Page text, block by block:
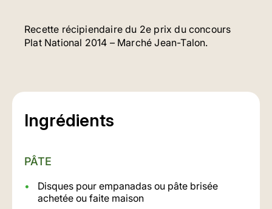
Recette récipiendaire du 2e prix du concours
Plat National 2014 – Marché Jean-Talon.
Ingrédients
PÂTE
Disques pour empanadas ou pâte brisée
achetée ou faite maison